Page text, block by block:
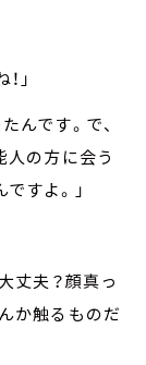
」
んです。で、
人の方に会う
すよ。」
丈夫？顔真っ
か触るものだ